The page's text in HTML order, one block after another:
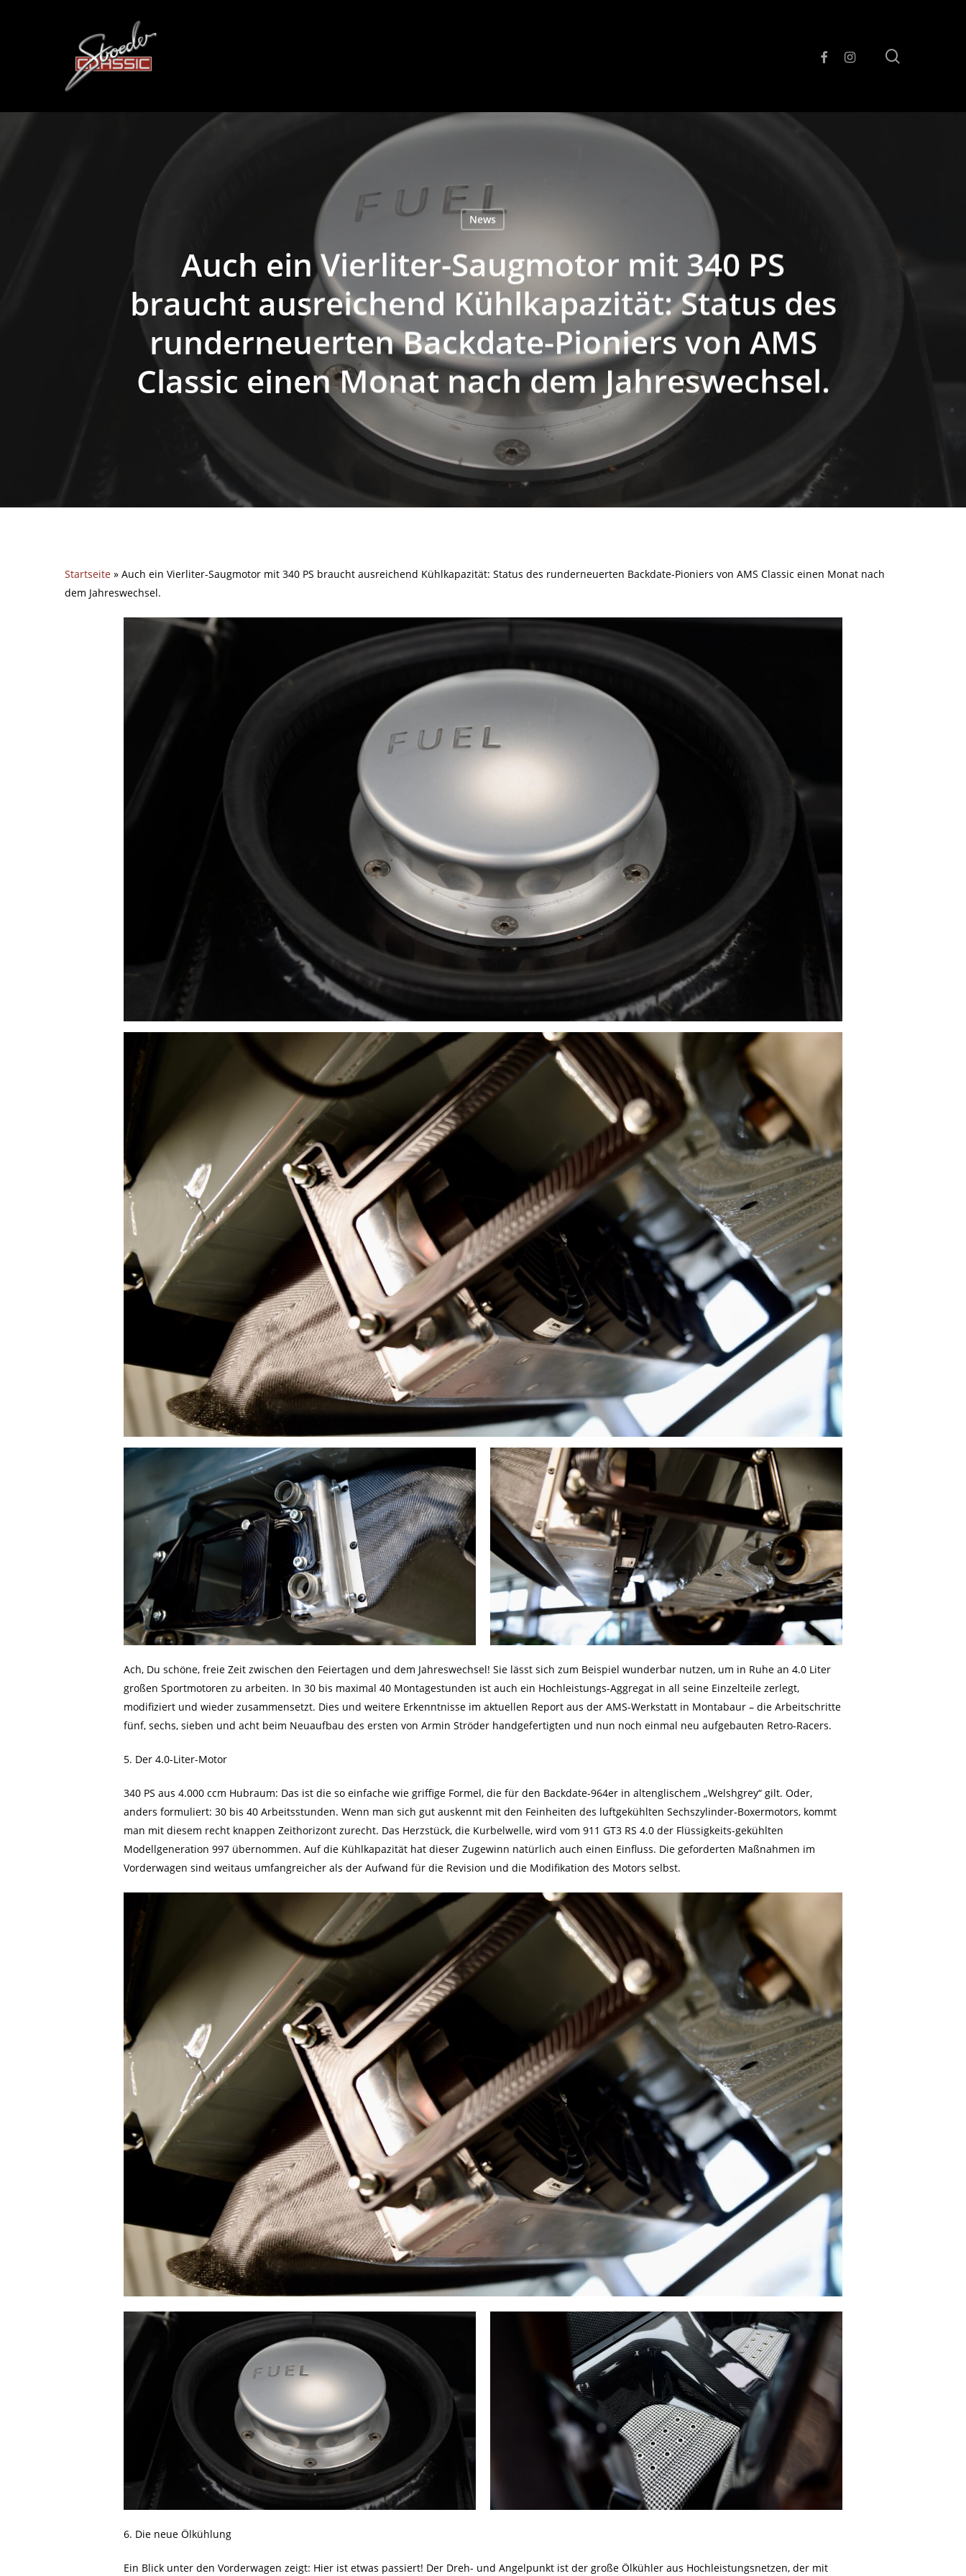
facebookinstagram
News
Auch ein Vierliter-Saugmotor mit 340 PS
braucht ausreichend Kühlkapazität: Status des
runderneuerten Backdate-Pioniers von AMS
Classic einen Monat nach dem Jahreswechsel.
Startseite » Auch ein Vierliter-Saugmotor mit 340 PS braucht ausreichend Kühlkapazität: Status des runderneuerten Backdate-Pioniers von AMS Classic einen Monat nach
dem Jahreswechsel.
Ach, Du schöne, freie Zeit zwischen den Feiertagen und dem Jahreswechsel! Sie lässt sich zum Beispiel wunderbar nutzen, um in Ruhe an 4.0 Liter
großen Sportmotoren zu arbeiten. In 30 bis maximal 40 Montagestunden ist auch ein Hochleistungs-Aggregat in all seine Einzelteile zerlegt,
modifiziert und wieder zusammensetzt. Dies und weitere Erkenntnisse im aktuellen Report aus der AMS-Werkstatt in Montabaur – die Arbeitschritte
fünf, sechs, sieben und acht beim Neuaufbau des ersten von Armin Ströder handgefertigten und nun noch einmal neu aufgebauten Retro-Racers.
5. Der 4.0-Liter-Motor
340 PS aus 4.000 ccm Hubraum: Das ist die so einfache wie griffige Formel, die für den Backdate-964er in altenglischem „Welshgrey“ gilt. Oder,
anders formuliert: 30 bis 40 Arbeitsstunden. Wenn man sich gut auskennt mit den Feinheiten des luftgekühlten Sechszylinder-Boxermotors, kommt
man mit diesem recht knappen Zeithorizont zurecht. Das Herzstück, die Kurbelwelle, wird vom 911 GT3 RS 4.0 der Flüssigkeits-gekühlten
Modellgeneration 997 übernommen. Auf die Kühlkapazität hat dieser Zugewinn natürlich auch einen Einfluss. Die geforderten Maßnahmen im
Vorderwagen sind weitaus umfangreicher als der Aufwand für die Revision und die Modifikation des Motors selbst.
6. Die neue Ölkühlung
Ein Blick unter den Vorderwagen zeigt: Hier ist etwas passiert! Der Dreh- und Angelpunkt ist der große Ölkühler aus Hochleistungsnetzen, der mit